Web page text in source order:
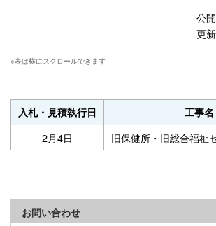
公
更
入札・見積執行日 工事名
2月4日 旧保健所・旧総合福祉
お問い合わせ